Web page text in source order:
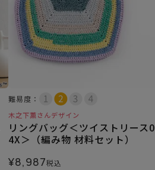
難易度：
木之下薫さんデザイン
リングバッグ＜ツイストリース0
4X＞（編み物 材料セット）
¥8,987税込